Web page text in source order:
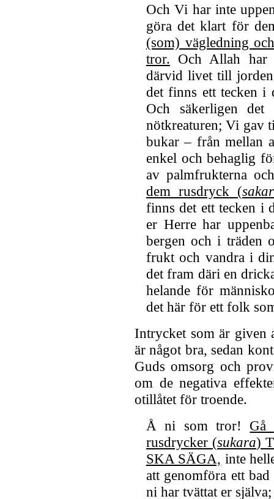
Och Vi har inte
göra det klart för
(som) vägledning
tror. Och Allah har
därvid livet till
det finns ett tecken
Och säkerligen
nötkreaturen; Vi gav
bukar – från mellan
enkel och behaglig
av palmfrukterna
dem rusdryck (
finns det ett tecken i
er Herre har
bergen och i träden
frukt och vandra i
det fram däri en
helande för
det här för ett folk
Intrycket som är given
är något bra, sedan
Guds omsorg och
om de negativa
otillåtet för troende.
Å ni som tror! Gå
rusdrycker (sukara)
SKA SÄGA, inte
att genomföra ett
ni har tvättat er